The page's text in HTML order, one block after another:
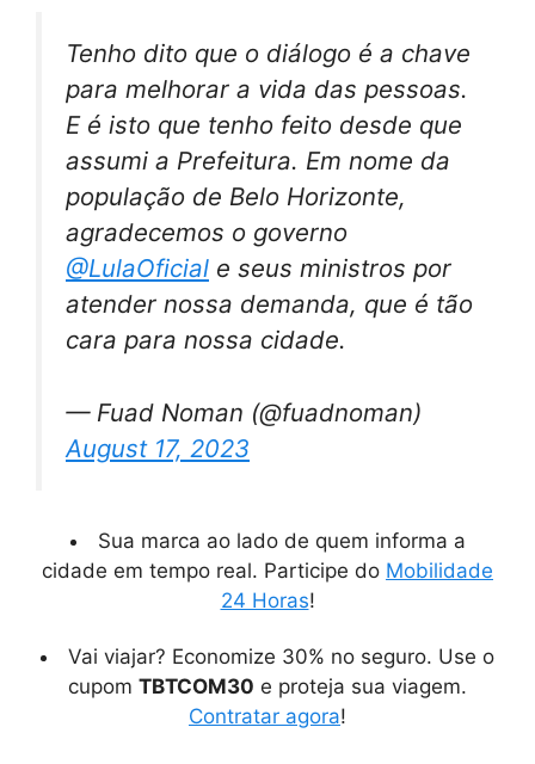
Tenho dito que o diálogo é a chave
para melhorar a vida das pessoas.
E é isto que tenho feito desde que
assumi a Prefeitura. Em nome da
população de Belo Horizonte,
agradecemos o governo
@LulaOficial e seus ministros por
atender nossa demanda, que é tão
cara para nossa cidade.
— Fuad Noman (@fuadnoman)
August 17, 2023
Sua marca ao lado de quem informa a
cidade em tempo real. Participe do Mobilidade
24 Horas!
Vai viajar? Economize 30% no seguro. Use o
cupom TBTCOM30 e proteja sua viagem.
Contratar agora!